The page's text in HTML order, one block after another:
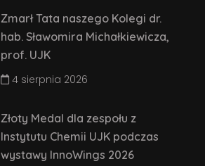
Zmarł Tata naszego Kolegi dr.
hab. Sławomira Michałkiewicza,
prof. UJK
4 sierpnia 2026
Złoty Medal dla zespołu z
Instytutu Chemii UJK podczas
wystawy InnoWings 2026